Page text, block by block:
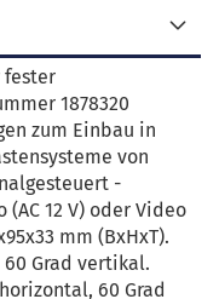
fester
1878320
zum Einbau in
von
-
12 V) oder Video
mm (BxHxT).
Grad vertikal.
60 Grad